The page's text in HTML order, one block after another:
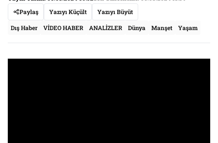
Paylaş
Yazıyı Küçült Yazıyı Büyüt
Dış Haber VİDEO HABER ANALİZLER Dünya Manşet Yaşam